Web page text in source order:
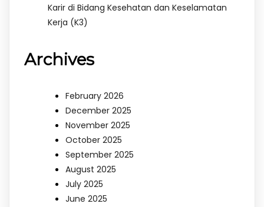
Karir di Bidang Kesehatan dan Keselamatan
Kerja (K3)
Archives
February 2026
December 2025
November 2025
October 2025
September 2025
August 2025
July 2025
June 2025